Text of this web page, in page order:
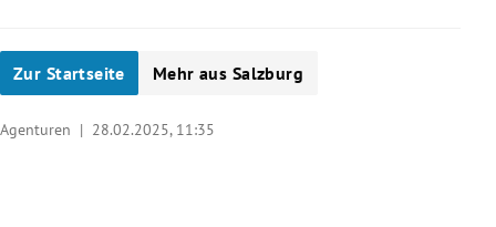
Zur Startseite Mehr aus Salzburg
Agenturen | 28.02.2025, 11:35